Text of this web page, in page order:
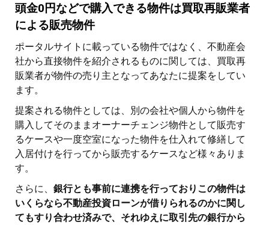
頭金0円などで購入できる物件は買取再販業者
による販売物件
ポータルサイトに載っている物件ではなく、不動産会
社から直接物件を紹介されるものに関しては、買取再
販業者が物件の売り主となってあなたに提案をしてい
ます。
提案される物件としては、別の会社や個人から物件を
購入してそのままオーナーチェンジ物件として販売す
るケースや一度空室になった物件を仕入れて修繕して
入居付けを行ってから販売するケースなど様々ありま
す。
さらに、 銀行とも事前に連携を行っておりこの物件は
いくらなら不動産投資ローンが借りられるのかに関し
てもすり合わせ済みで、それゆえに取引先の銀行から